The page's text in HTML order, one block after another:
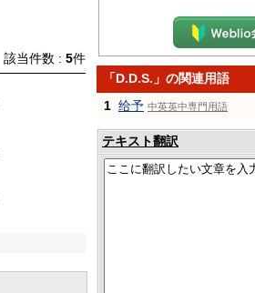
該当件数 : 5件
「D.D.S.」の関連用語
1 给予 中英英中専門用語
テキスト翻訳